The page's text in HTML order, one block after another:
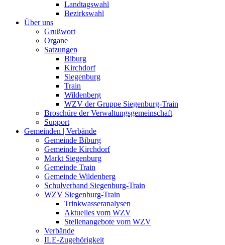
Landtagswahl
Bezirkswahl
Über uns
Grußwort
Organe
Satzungen
Biburg
Kirchdorf
Siegenburg
Train
Wildenberg
WZV der Gruppe Siegenburg-Train
Broschüre der Verwaltungsgemeinschaft
Support
Gemeinden | Verbände
Gemeinde Biburg
Gemeinde Kirchdorf
Markt Siegenburg
Gemeinde Train
Gemeinde Wildenberg
Schulverband Siegenburg-Train
WZV Siegenburg-Train
Trinkwasseranalysen
Aktuelles vom WZV
Stellenangebote vom WZV
Verbände
ILE-Zugehörigkeit